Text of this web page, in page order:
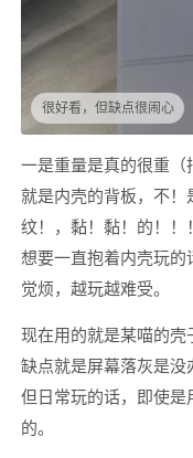
很好看，但缺点很闹心
一是重量是真的很重
就是内壳的背板，不！
纹！，黏！黏！的！！！
想要一直抱着内壳玩
觉烦，越玩越难受。
现在用的就是某喵的壳
缺点就是屏幕落灰是没
但日常玩的话，即使
的。